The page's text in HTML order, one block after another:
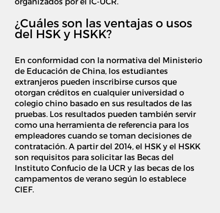
¿Cuáles son las ventajas o usos
del HSK y HSKK?
En conformidad con la normativa del Ministerio
de Educación de China, los estudiantes
extranjeros pueden inscribirse cursos que
otorgan créditos en cualquier universidad o
colegio chino basado en sus resultados de las
pruebas. Los resultados pueden también servir
como una herramienta de referencia para los
empleadores cuando se toman decisiones de
contratación. A partir del 2014, el HSK y el HSKK
son requisitos para solicitar las Becas del
Instituto Confucio de la UCR y las becas de los
campamentos de verano según lo establece
CIEF.